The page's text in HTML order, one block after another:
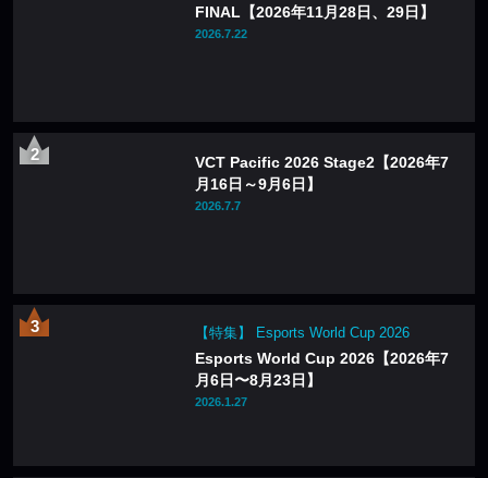
FINAL【2026年11月28日、29日】
2026.7.22
VCT Pacific 2026 Stage2【2026年7
月16日～9月6日】
2026.7.7
【特集】 Esports World Cup 2026
Esports World Cup 2026【2026年7
月6日〜8月23日】
2026.1.27